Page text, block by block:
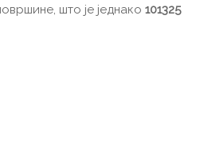
што је једнако 101325